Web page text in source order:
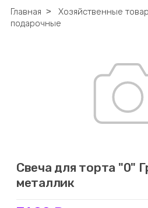
Главная ˃ Хозяйственные
подарочные
Свеча для торта "0"
металлик